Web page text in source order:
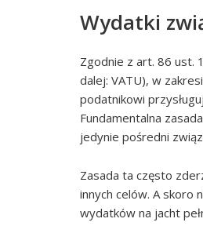
Wydatki
Zgodnie z art. 86 ust.
dalej: VATU), w
podatnikowi
Fundamentalna
jedynie pośredni
Zasada ta często
innych celów. A skoro
wydatków na jacht